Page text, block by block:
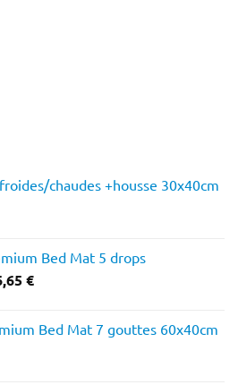
chaudes +housse 30x40cm
Bed Mat 5 drops
€Plage
12,03 €
Bed Mat 7 gouttes 60x40cm